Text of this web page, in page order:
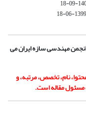
1399-06-18
مهندسی سازه ایران می
نام، تخصص، مرتبه، و
مقاله است.